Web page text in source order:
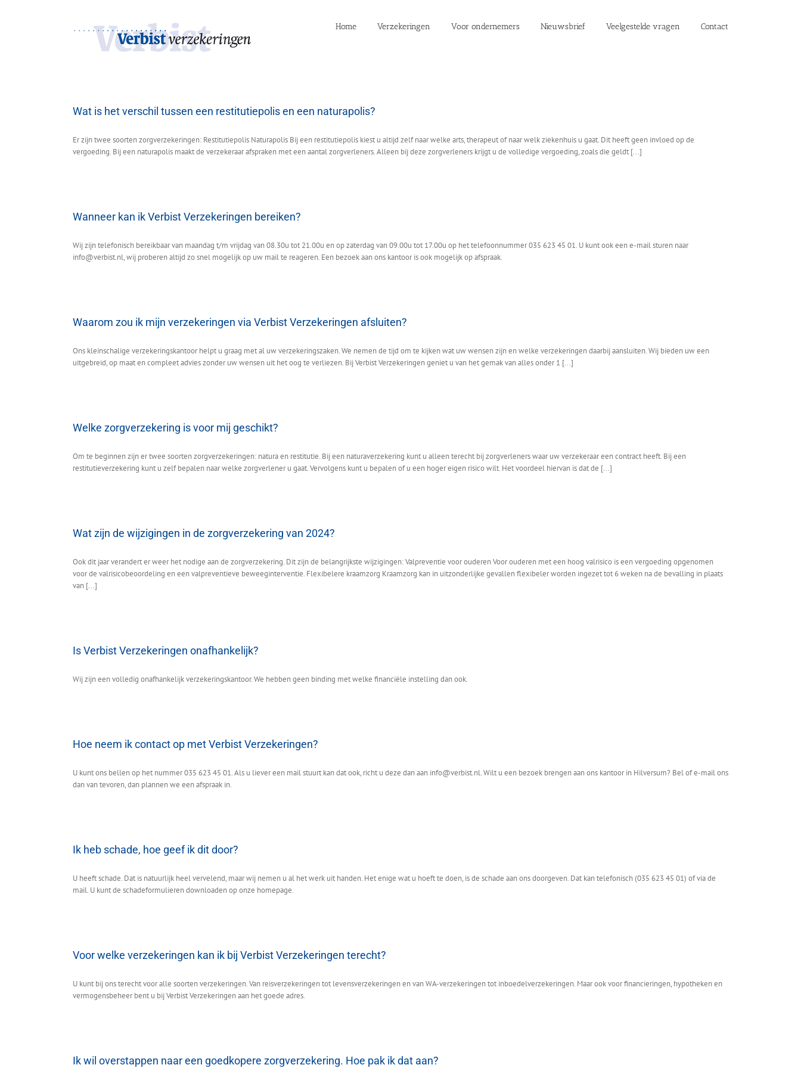
Home Verzekeringen Voor ondernemers Nieuwsbrief Veelgestelde vragen Contact
Wat is het verschil tussen een restitutiepolis en een naturapolis?
Er zijn twee soorten zorgverzekeringen: Restitutiepolis Naturapolis Bij een restitutiepolis kiest u altijd zelf naar welke arts, therapeut of naar welk ziekenhuis u gaat. Dit heeft geen invloed op de
vergoeding. Bij een naturapolis maakt de verzekeraar afspraken met een aantal zorgverleners. Alleen bij deze zorgverleners krijgt u de volledige vergoeding, zoals die geldt [...]
Wanneer kan ik Verbist Verzekeringen bereiken?
Wij zijn telefonisch bereikbaar van maandag t/m vrijdag van 08.30u tot 21.00u en op zaterdag van 09.00u tot 17.00u op het telefoonnummer 035 623 45 01. U kunt ook een e-mail sturen naar
info@verbist.nl, wij proberen altijd zo snel mogelijk op uw mail te reageren. Een bezoek aan ons kantoor is ook mogelijk op afspraak.
Waarom zou ik mijn verzekeringen via Verbist Verzekeringen afsluiten?
Ons kleinschalige verzekeringskantoor helpt u graag met al uw verzekeringszaken. We nemen de tijd om te kijken wat uw wensen zijn en welke verzekeringen daarbij aansluiten. Wij bieden uw een
uitgebreid, op maat en compleet advies zonder uw wensen uit het oog te verliezen. Bij Verbist Verzekeringen geniet u van het gemak van alles onder 1 [...]
Welke zorgverzekering is voor mij geschikt?
Om te beginnen zijn er twee soorten zorgverzekeringen: natura en restitutie. Bij een naturaverzekering kunt u alleen terecht bij zorgverleners waar uw verzekeraar een contract heeft. Bij een
restitutieverzekering kunt u zelf bepalen naar welke zorgverlener u gaat. Vervolgens kunt u bepalen of u een hoger eigen risico wilt. Het voordeel hiervan is dat de [...]
Wat zijn de wijzigingen in de zorgverzekering van 2024?
Ook dit jaar verandert er weer het nodige aan de zorgverzekering. Dit zijn de belangrijkste wijzigingen: Valpreventie voor ouderen Voor ouderen met een hoog valrisico is een vergoeding opgenomen
voor de valrisicobeoordeling en een valpreventieve beweeginterventie. Flexibelere kraamzorg Kraamzorg kan in uitzonderlijke gevallen flexibeler worden ingezet tot 6 weken na de bevalling in plaats
van [...]
Is Verbist Verzekeringen onafhankelijk?
Wij zijn een volledig onafhankelijk verzekeringskantoor. We hebben geen binding met welke financiële instelling dan ook.
Hoe neem ik contact op met Verbist Verzekeringen?
U kunt ons bellen op het nummer 035 623 45 01. Als u liever een mail stuurt kan dat ook, richt u deze dan aan info@verbist.nl. Wilt u een bezoek brengen aan ons kantoor in Hilversum? Bel of e-mail ons
dan van tevoren, dan plannen we een afspraak in.
Ik heb schade, hoe geef ik dit door?
U heeft schade. Dat is natuurlijk heel vervelend, maar wij nemen u al het werk uit handen. Het enige wat u hoeft te doen, is de schade aan ons doorgeven. Dat kan telefonisch (035 623 45 01) of via de
mail. U kunt de schadeformulieren downloaden op onze homepage.
Voor welke verzekeringen kan ik bij Verbist Verzekeringen terecht?
U kunt bij ons terecht voor alle soorten verzekeringen. Van reisverzekeringen tot levensverzekeringen en van WA-verzekeringen tot inboedelverzekeringen. Maar ook voor financieringen, hypotheken en
vermogensbeheer bent u bij Verbist Verzekeringen aan het goede adres.
Ik wil overstappen naar een goedkopere zorgverzekering. Hoe pak ik dat aan?